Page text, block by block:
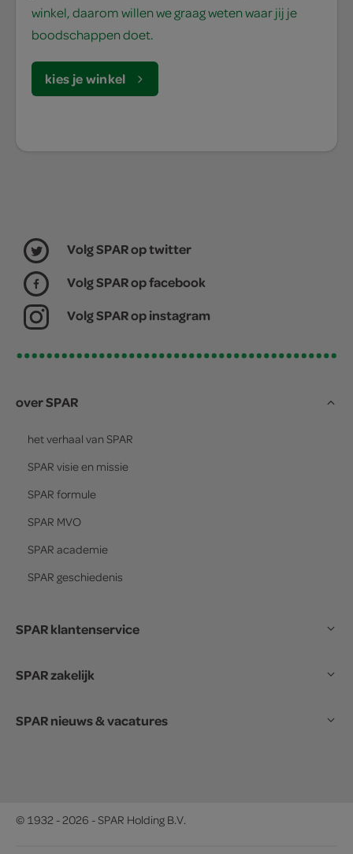
winkel, daarom willen we graag weten waar jij je
boodschappen doet.
kies je winkel
Volg SPAR op twitter
Volg SPAR op facebook
Volg SPAR op instagram
over SPAR
het verhaal van SPAR
SPAR visie en missie
SPAR formule
SPAR MVO
SPAR academie
SPAR geschiedenis
SPAR klantenservice
SPAR zakelijk
SPAR nieuws & vacatures
© 1932 - 2026 - SPAR Holding B.V.